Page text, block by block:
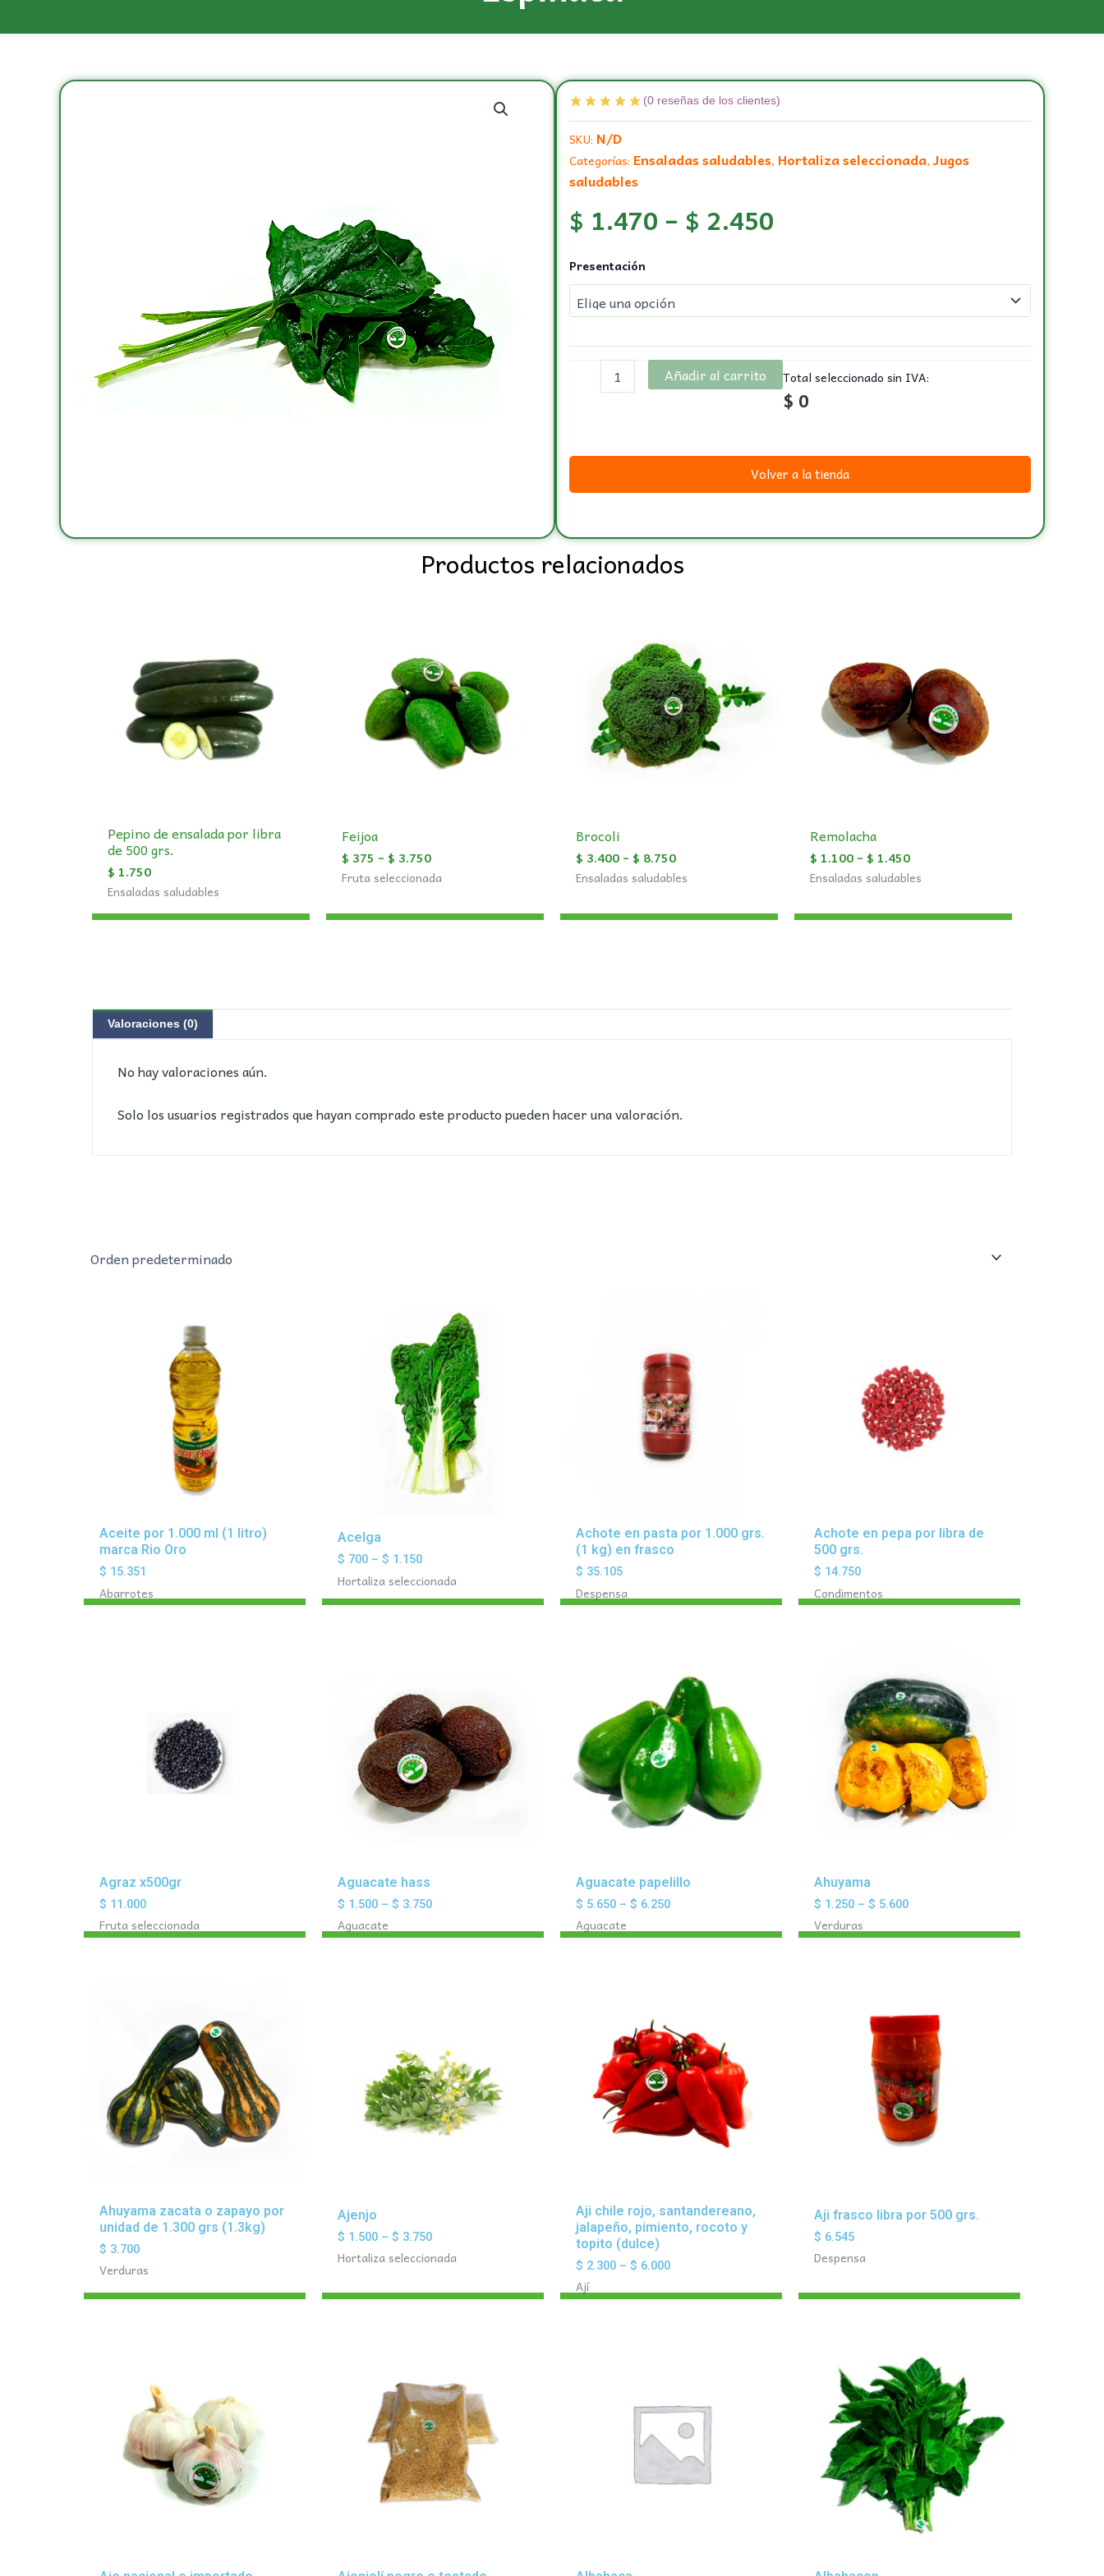
(0reseñas de los clientes)
SKU: N/D
Categorías: Ensaladas saludables, Hortaliza seleccionada, Jugos
saludables
$ 1.470 – $ 2.450
Presentación
Espinaca
cantidad
Añadir al carrito Total seleccionado sin IVA:
$ 0
Volver a la tienda
Productos relacionados
Pepino de ensalada por libra
de 500 grs.
$ 1.750
Ensaladas saludables
Feijoa
$ 375 – $ 3.750
Fruta seleccionada
Brocoli
$ 3.400 – $ 8.750
Ensaladas saludables
Remolacha
$ 1.100 – $ 1.450
Ensaladas saludables
Valoraciones (0)
No hay valoraciones aún.
Solo los usuarios registrados que hayan comprado este producto pueden hacer una valoración.
Aceite por 1.000 ml (1 litro)
marca Rio Oro
$ 15.351
Abarrotes
Acelga
$ 700 –$ 1.150
Hortaliza seleccionada
Achote en pasta por 1.000 grs.
(1 kg) en frasco
$ 35.105
Despensa
Achote en pepa por libra de
500 grs.
$ 14.750
Condimentos
Agraz x500gr
$ 11.000
Fruta seleccionada
Aguacate hass
$ 1.500 –$ 3.750
Aguacate
Aguacate papelillo
$ 5.650 –$ 6.250
Aguacate
Ahuyama
$ 1.250 –$ 5.600
Verduras
Ahuyama zacata o zapayo por
unidad de 1.300 grs (1.3kg)
$ 3.700
Verduras
Ajenjo
$ 1.500 –$ 3.750
Hortaliza seleccionada
Aji chile rojo, santandereano,
jalapeño, pimiento, rocoto y
topito (dulce)
$ 2.300 –$ 6.000
Ají
Aji frasco libra por 500 grs.
$ 6.545
Despensa